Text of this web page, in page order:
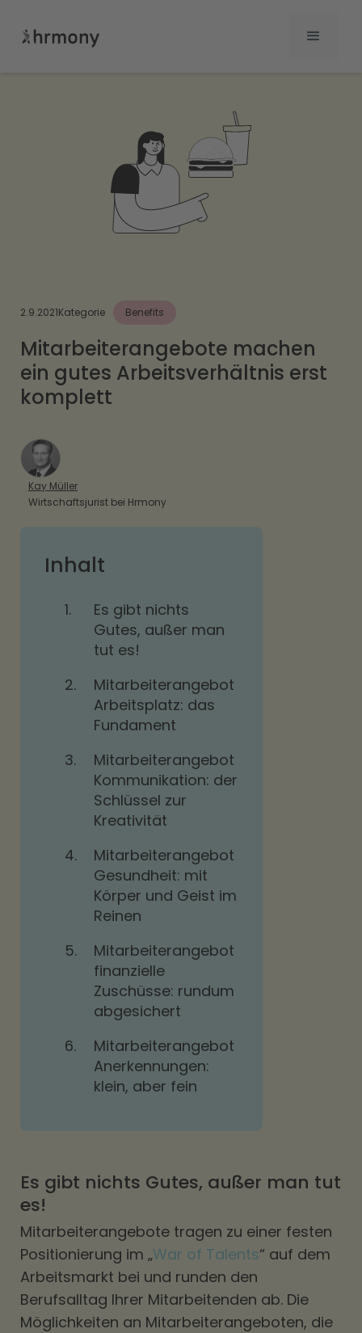
2.9.2021Kategorie Benefits
Mitarbeiterangebote machen
ein gutes Arbeitsverhältnis erst
komplett
Kay Müller
Wirtschaftsjurist bei Hrmony
Inhalt
1.
Es gibt nichts
Gutes, außer man
tut es!
2.
Mitarbeiterangebot
Arbeitsplatz: das
Fundament
3.
Mitarbeiterangebot
Kommunikation: der
Schlüssel zur
Kreativität
4.
Mitarbeiterangebot
Gesundheit: mit
Körper und Geist im
Reinen
5.
Mitarbeiterangebot
finanzielle
Zuschüsse: rundum
abgesichert
6.
Mitarbeiterangebot
Anerkennungen:
klein, aber fein
Es gibt nichts Gutes, außer man tut
es!
Mitarbeiterangebote tragen zu einer festen
Positionierung im „War of Talents“ auf dem
Arbeitsmarkt bei und runden den
Berufsalltag Ihrer Mitarbeitenden ab. Die
Möglichkeiten an Mitarbeiterangeboten, die